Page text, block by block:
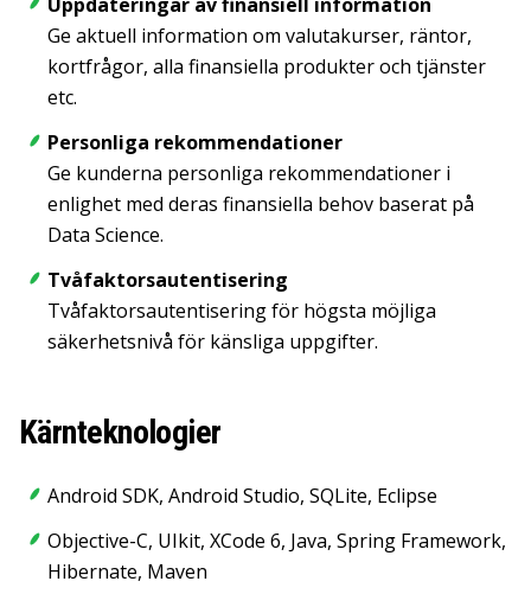
Ge aktuell information om valutakurser, räntor,
kortfrågor, alla finansiella produkter och tjänster
etc.
Personliga rekommendationer
Ge kunderna personliga rekommendationer i
enlighet med deras finansiella behov baserat på
Data Science.
Tvåfaktorsautentisering
Tvåfaktorsautentisering för högsta möjliga
säkerhetsnivå för känsliga uppgifter.
Kärnteknologier
Android SDK, Android Studio, SQLite, Eclipse
Objective-C, UIkit, XCode 6, Java, Spring Framework,
Hibernate, Maven